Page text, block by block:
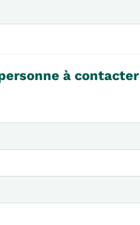
à contacter